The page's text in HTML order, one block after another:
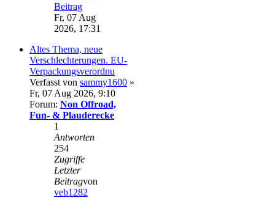
Fr, 07 Aug
2026, 17:31
Altes Thema, neue
Verschlechterungen. EU-
Verpackungsverordnu
Verfasst von sammy1600 »
Fr, 07 Aug 2026, 9:10
Forum: Non Offroad,
Fun- & Plauderecke
1
Antworten
254
Zugriffe
Letzter
Beitragvon
veb1282